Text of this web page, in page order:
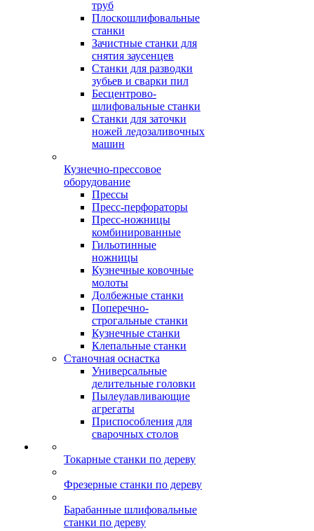
труб
Плоскошлифовальные
станки
Зачистные станки для
снятия заусенцев
Станки для разводки
зубьев и сварки пил
Бесцентрово-
шлифовальные станки
Станки для заточки
ножей ледозаливочных
машин
Кузнечно-прессовое
оборудование
Прессы
Пресс-перфораторы
Пресс-ножницы
комбинированные
Гильотинные
ножницы
Кузнечные ковочные
молоты
Долбежные станки
Поперечно-
строгальные станки
Кузнечные станки
Клепальные станки
Станочная оснастка
Универсальные
делительные головки
Пылеулавливающие
агрегаты
Приспособления для
сварочных столов
Токарные станки по дереву
Фрезерные станки по дереву
Барабанные шлифовальные
станки по дереву